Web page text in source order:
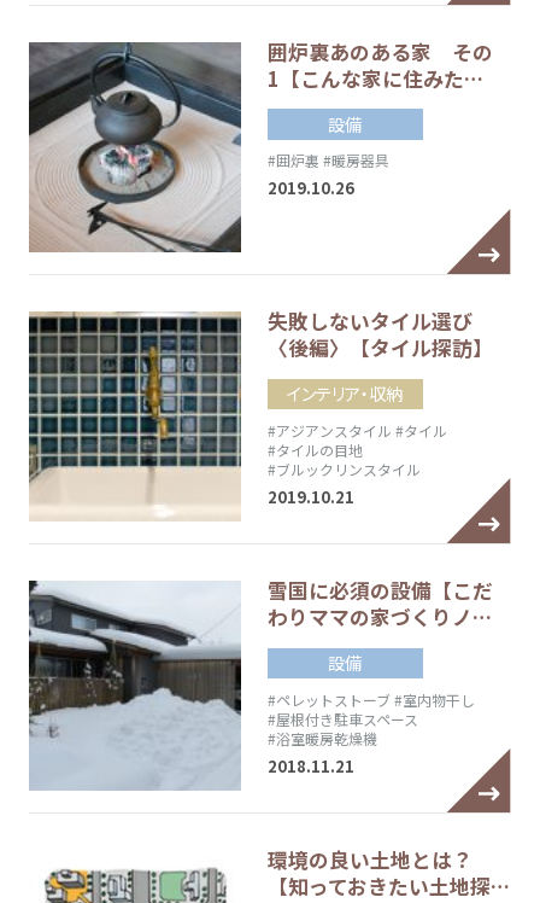
囲炉裏あのある家 その
1【こんな家に住みた…
設備
#囲炉裏 #暖房器具
2019.10.26
失敗しないタイル選び
〈後編〉【タイル探訪】
インテリア・収納
#アジアンスタイル #タイル
#タイルの目地
#ブルックリンスタイル
2019.10.21
雪国に必須の設備【こだ
わりママの家づくりノ…
設備
#ペレットストーブ#室内物干し
#屋根付き駐車スペース
#浴室暖房乾燥機
2018.11.21
環境の良い土地とは？
【知っておきたい土地探…